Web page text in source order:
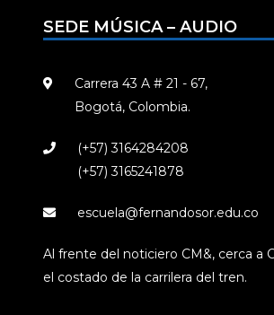
SEDE MÚSICA – AUDIO
Carrera 43 A # 21 - 67,
Bogotá, Colombia.
(+57) 3164284208
(+57) 3165241878
escuela@fernandosor.edu.co
Al frente del noticiero CM&, cerca a
el costado de la carrilera del tren.